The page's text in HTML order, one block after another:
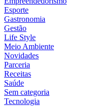
Esporte
Gastronomia
Gestão
Life Style
Meio Ambiente
Novidades
Parceria
Receitas
Saúde
Sem categoria
Tecnologia